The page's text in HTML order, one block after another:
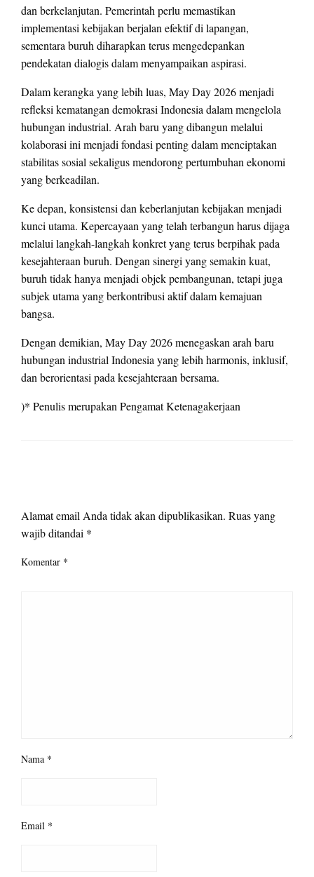
dan berkelanjutan. Pemerintah perlu memastikan
implementasi kebijakan berjalan efektif di lapangan,
sementara buruh diharapkan terus mengedepankan
pendekatan dialogis dalam menyampaikan aspirasi.
Dalam kerangka yang lebih luas, May Day 2026 menjadi
refleksi kematangan demokrasi Indonesia dalam mengelola
hubungan industrial. Arah baru yang dibangun melalui
kolaborasi ini menjadi fondasi penting dalam menciptakan
stabilitas sosial sekaligus mendorong pertumbuhan ekonomi
yang berkeadilan.
Ke depan, konsistensi dan keberlanjutan kebijakan menjadi
kunci utama. Kepercayaan yang telah terbangun harus dijaga
melalui langkah-langkah konkret yang terus berpihak pada
kesejahteraan buruh. Dengan sinergi yang semakin kuat,
buruh tidak hanya menjadi objek pembangunan, tetapi juga
subjek utama yang berkontribusi aktif dalam kemajuan
bangsa.
Dengan demikian, May Day 2026 menegaskan arah baru
hubungan industrial Indonesia yang lebih harmonis, inklusif,
dan berorientasi pada kesejahteraan bersama.
)* Penulis merupakan Pengamat Ketenagakerjaan
Alamat email Anda tidak akan dipublikasikan. Ruas yang
wajib ditandai *
Komentar *
Nama *
Email *